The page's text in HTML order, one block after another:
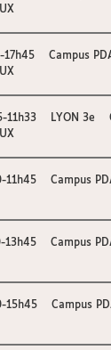
17h45 Campus
11h33 LYON 3e
11h45 Campus
13h45 Campus
15h45 Campus